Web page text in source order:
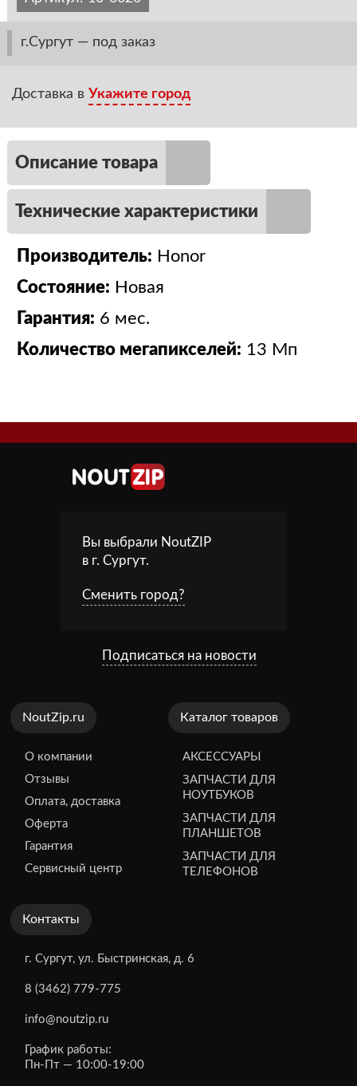
г.Сургут — под заказ
Доставка в Укажите город
Описание товара
Технические характеристики
Производитель: Honor
Состояние: Новая
Гарантия: 6 мес.
Количество мегапикселей: 13 Мп
Вы выбрали NoutZIP
в г.Сургут.
Сменить город?
Подписаться на новости
NoutZip.ru
О компании
Отзывы
Оплата, доставка
Оферта
Гарантия
Сервисный центр
Каталог товаров
АКСЕССУАРЫ
ЗАПЧАСТИ ДЛЯ
НОУТБУКОВ
ЗАПЧАСТИ ДЛЯ
ПЛАНШЕТОВ
ЗАПЧАСТИ ДЛЯ
ТЕЛЕФОНОВ
Контакты
г. Сургут, ул. Быстринская, д. 6
8 (3462) 779-775
info@noutzip.ru
График работы:
Пн-Пт — 10:00-19:00